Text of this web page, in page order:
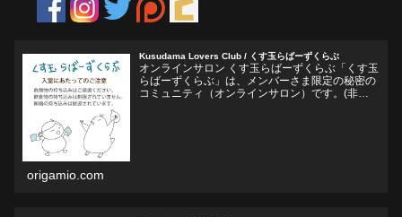
Kusudama Lovers Club / くす玉らばーずくらぶ
オンラインサロン くす玉らばーずくらぶ「くす玉
らばーずくらぶ」は、メンバーさま限定の秘密の
コミュニティ（オンラインサロン）です。(非公
origamio.com